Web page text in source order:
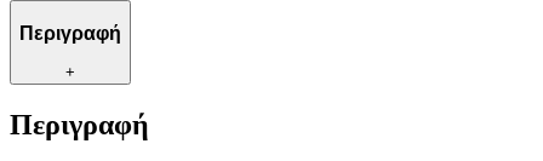
Περιγραφή
+
Περιγραφή